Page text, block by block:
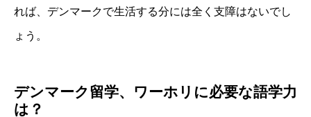
れば、デンマークで生活する分には全く支障はないでし
ょう。
デンマーク留学、ワーホリに必要な語学力
は？